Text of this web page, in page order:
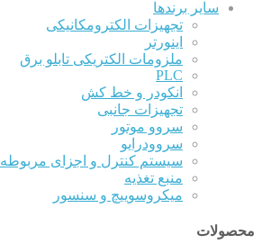
سایر برندها
تجهیزات الکترومکانیکی
اینورتر
ملزومات الکتریکی تابلو برق
PLC
انکودر و خط کش
تجهیزات جانبی
سروو موتور
سروودرایو
سیستم کنترل و اجزای مربوطه
منبع تغذیه
میکروسوییچ و سنسور
محصولات